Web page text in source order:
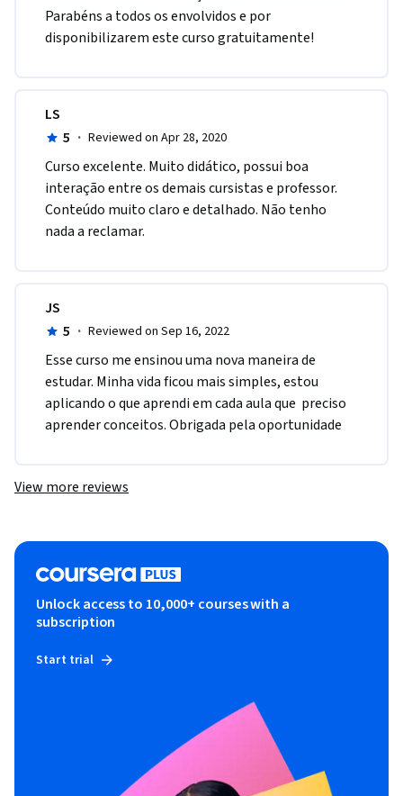
Parabéns a todos os envolvidos e por
disponibilizarem este curso gratuitamente!
LS
5 · Reviewed on Apr 28, 2020
Curso excelente. Muito didático, possui boa
interação entre os demais cursistas e professor.
Conteúdo muito claro e detalhado. Não tenho
nada a reclamar.
JS
5 · Reviewed on Sep 16, 2022
E​sse curso me ensinou uma nova maneira de
estudar. Minha vida ficou mais simples, estou
aplicando o que aprendi em cada aula que  preciso
aprender conceitos. Obrigada pela oportunidade
View more reviews
Unlock access to 10,000+ courses with a
subscription
Start trial